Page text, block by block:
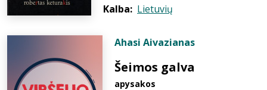
Kalba: Lietuvių
Ahasi Aivazianas
Šeimos galva
apysakos